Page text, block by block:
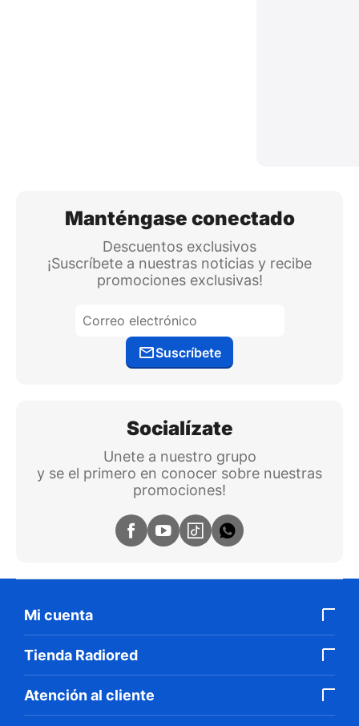
Manténgase conectado
Descuentos exclusivos
¡Suscríbete a nuestras noticias y recibe
promociones exclusivas!
Suscríbete
Socialízate
Unete a nuestro grupo
y se el primero en conocer sobre nuestras
promociones!
Mi cuenta
Tienda Radiored
Atención al cliente